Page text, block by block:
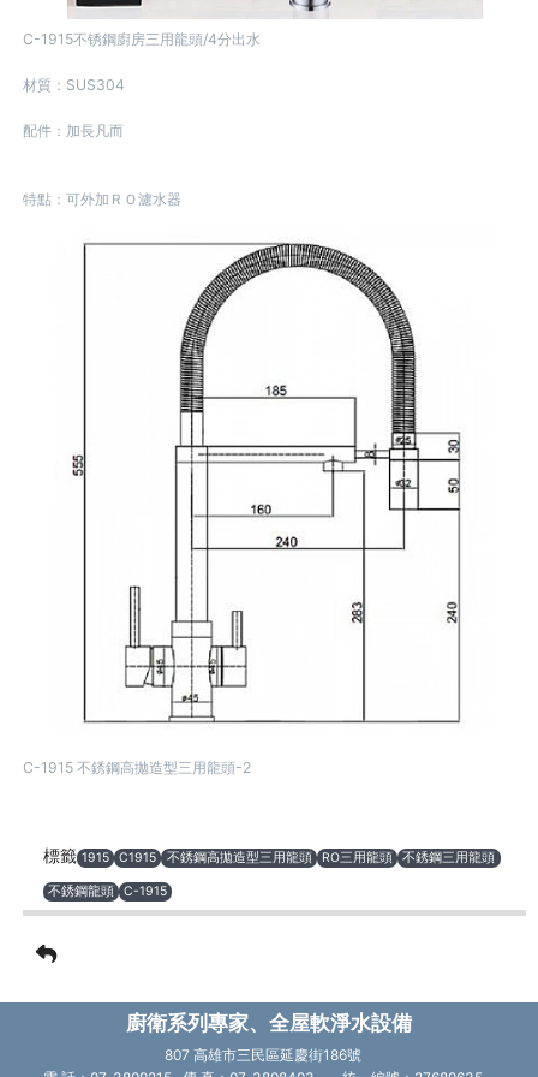
C-1915不锈鋼廚房三用龍頭/4分出水
材質：SUS304
配件：加長凡而
特點：可外加ＲＯ濾水器
C-1915 不銹鋼高拋造型三用龍頭-2
標籤 1915 C1915 不銹鋼高拋造型三用龍頭 RO三用龍頭 不銹鋼三用龍頭
不銹鋼龍頭 C-1915
廚衛系列專家、全屋軟淨水設備
807 高雄市三民區延慶街186號